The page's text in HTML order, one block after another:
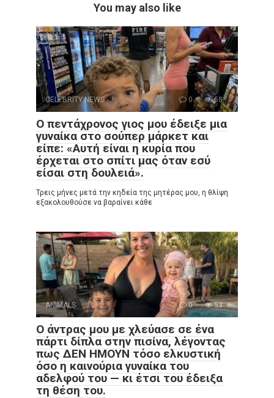
You may also like
CELEBRITY NEWS 0 58
Ο πεντάχρονος γιος μου έδειξε μια
γυναίκα στο σούπερ μάρκετ και
είπε: «Αυτή είναι η κυρία που
έρχεται στο σπίτι μας όταν εσύ
είσαι στη δουλειά».
Τρεις μήνες μετά την κηδεία της μητέρας μου, η θλίψη
εξακολουθούσε να βαραίνει κάθε
ANIMALS 0 53
Ο άντρας μου με χλεύασε σε ένα
πάρτι δίπλα στην πισίνα, λέγοντας
πως ΔΕΝ ΗΜΟΥΝ τόσο ελκυστική
όσο η καινούρια γυναίκα του
αδελφού του — κι έτσι του έδειξα
τη θέση του.